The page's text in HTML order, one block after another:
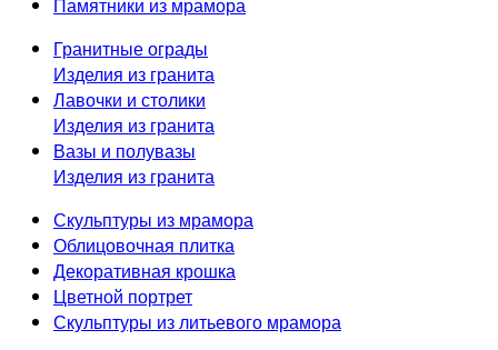
Гранитные ограды
Изделия из гранита
Лавочки и столики
Изделия из гранита
Вазы и полувазы
Изделия из гранита
Скульптуры из мрамора
Облицовочная плитка
Декоративная крошка
Цветной портрет
Скульптуры из литьевого мрамора